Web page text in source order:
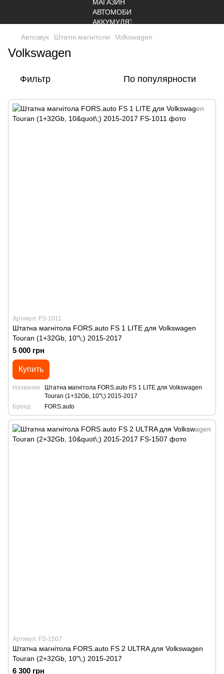
Автозвук Штатні магнітоли Volkswagen
Volkswagen
Фильтр По популярности
Артикул: FS-1011
Штатна магнітола FORS.auto FS 1 LITE для Volkswagen
Touran (1+32Gb, 10"\;) 2015-2017
5 000 грн
Купить
Название
Штатна магнітола FORS.auto FS 1 LITE для Volkswagen
Touran (1+32Gb, 10"\;) 2015-2017
Бренд
FORS.auto
Артикул: FS-1507
Штатна магнітола FORS.auto FS 2 ULTRA для Volkswagen
Touran (2+32Gb, 10"\;) 2015-2017
6 300 грн